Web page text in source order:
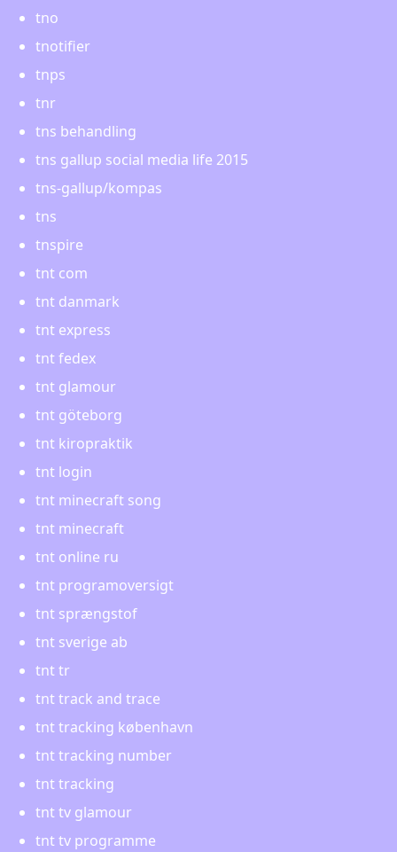
tno
tnotifier
tnps
tnr
tns behandling
tns gallup social media life 2015
tns-gallup/kompas
tns
tnspire
tnt com
tnt danmark
tnt express
tnt fedex
tnt glamour
tnt göteborg
tnt kiropraktik
tnt login
tnt minecraft song
tnt minecraft
tnt online ru
tnt programoversigt
tnt sprængstof
tnt sverige ab
tnt tr
tnt track and trace
tnt tracking københavn
tnt tracking number
tnt tracking
tnt tv glamour
tnt tv programme